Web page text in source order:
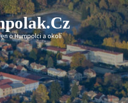
o Humpolci a okolí